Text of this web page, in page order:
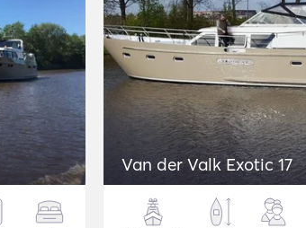
Van der Valk Exotic 17